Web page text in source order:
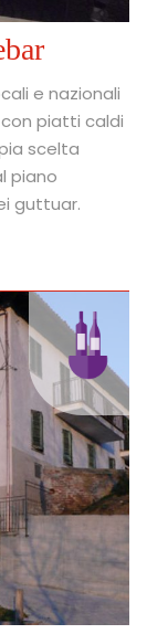
e nazionali
piatti caldi
scelta
piano
guttuar.